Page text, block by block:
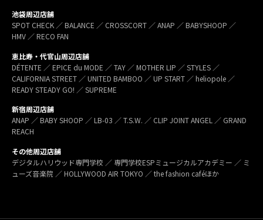
池袋周辺店舗
SPOT CHECK ／ BALANCE ／ CROSSCORT ／ ANAP ／ BABYSHOOP ／
HMV ／ RECO FAN
恵比寿・代官山周辺店舗
DÉTENTE ／ EPICE du MODE ／ TAY ／ MOTHER LIP ／ STYLES ／
CALIFORNIA STREET ／ UNITED BAMBOO ／ UP START ／ heliopole ／
READY STEADY GO! ／ SUPREME
新宿周辺店舗
ANAP ／ BABY SHOOP ／ LB-03 ／ T.S.W. ／ CLIP JOINT ANGEL ／ GRAND
REACH
その他周辺店舗
デジタルハリウッド専門学校 ／ 専門学校ESPミュージカルアカデミー ／ ミ
ューズ音楽院 ／ HOLLYWOOD AIR TOKYO ／ the fashion caféほか